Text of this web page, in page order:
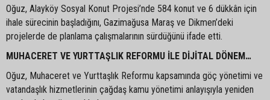
Oğuz, Alayköy Sosyal Konut Projesi’nde 584 konut ve 6 dükkân için
ihale sürecinin başladığını, Gazimağusa Maraş ve Dikmen’deki
projelerde de planlama çalışmalarının sürdüğünü ifade etti.
MUHACERET VE YURTTAŞLIK REFORMU İLE DİJİTAL DÖNEM…
Oğuz, Muhaceret ve Yurttaşlık Reformu kapsamında göç yönetimi ve
vatandaşlık hizmetlerinin çağdaş kamu yönetimi anlayışıyla yeniden